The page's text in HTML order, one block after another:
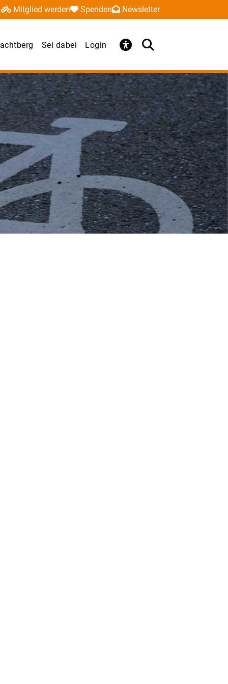
Mitglied werden Spenden Newsletter
Sei dabei Login